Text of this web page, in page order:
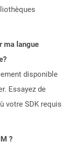
ma langue
disponible
Essayez de
votre SDK requis
?